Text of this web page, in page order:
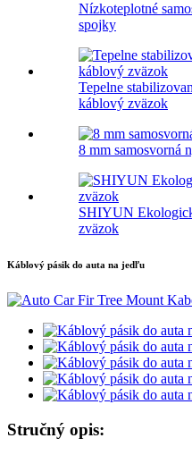
Nízkoteplotné
spojky
Tepelne
káblový zväzok
8 mm samosvorná
SHIYUN
zväzok
Káblový pásik do auta na jedľu
Stručný opis: